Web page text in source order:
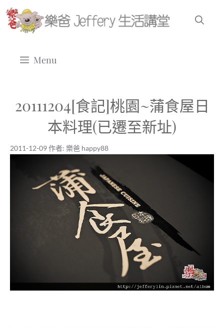
跳
至
Menu
20111204[食記]桃園~蒲食屋日
本料理(已遷至新址)
2011-12-09 | 樂爸 happy88
2011-12-09作者: 樂爸 happy88